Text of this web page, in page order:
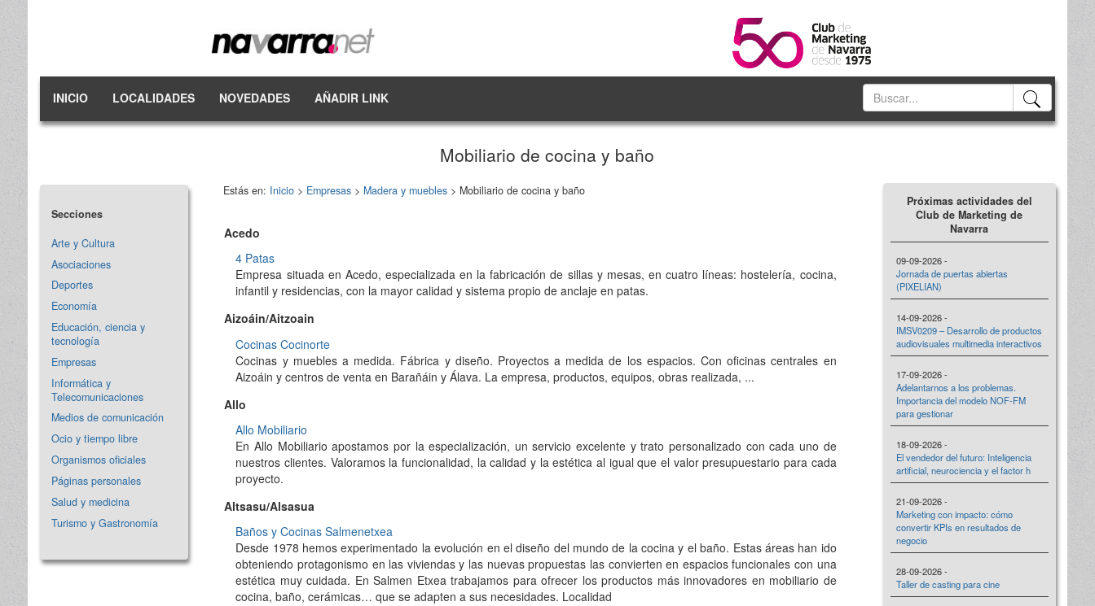
INICIO LOCALIDADES NOVEDADES AÑADIR LINK
Mobiliario de cocina y baño
Secciones
Arte y Cultura
Asociaciones
Deportes
Economía
Educación, ciencia y
tecnología
Empresas
Informática y
Telecomunicaciones
Medios de comunicación
Ocio y tiempo libre
Organismos oficiales
Páginas personales
Salud y medicina
Turismo y Gastronomía
Estás en: Inicio> Empresas> Madera y muebles> Mobiliario de cocina y baño
Acedo
4 Patas
Empresa situada en Acedo, especializada en la fabricación de sillas y mesas, en cuatro líneas: hostelería, cocina,
infantil y residencias, con la mayor calidad y sistema propio de anclaje en patas.
Aizoáin/Aitzoain
Cocinas Cocinorte
Cocinas y muebles a medida. Fábrica y diseño. Proyectos a medida de los espacios. Con oficinas centrales en
Aizoáin y centros de venta en Barañáin y Álava. La empresa, productos, equipos, obras realizada, ...
Allo
Allo Mobiliario
En Allo Mobiliario apostamos por la especialización, un servicio excelente y trato personalizado con cada uno de
nuestros clientes. Valoramos la funcionalidad, la calidad y la estética al igual que el valor presupuestario para cada
proyecto.
Altsasu/Alsasua
Baños y Cocinas Salmenetxea
Desde 1978 hemos experimentado la evolución en el diseño del mundo de la cocina y el baño. Estas áreas han ido
obteniendo protagonismo en las viviendas y las nuevas propuestas las convierten en espacios funcionales con una
estética muy cuidada. En Salmen Etxea trabajamos para ofrecer los productos más innovadores en mobiliario de
cocina, baño, cerámicas… que se adapten a sus necesidades. Localidad
Próximas actividades del
Club de Marketing de
Navarra
09-09-2026 -
Jornada de puertas abiertas
(PIXELIAN)
14-09-2026 -
IMSV0209 – Desarrollo de productos
audiovisuales multimedia interactivos
17-09-2026 -
Adelantarnos a los problemas.
Importancia del modelo NOF-FM
para gestionar
18-09-2026 -
El vendedor del futuro: Inteligencia
artificial, neurociencia y el factor h
21-09-2026 -
Marketing con impacto: cómo
convertir KPIs en resultados de
negocio
28-09-2026 -
Taller de casting para cine